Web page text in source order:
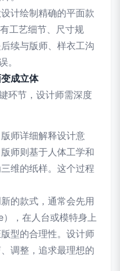
设计绘制精确的平面款
工艺细节、尺寸规
续与版师、样衣工沟
。
成立体
环节，设计师需深度
版师详细解释设计意
师则基于人体工学和
维的纸样。这个过程
的款式，通常会先用
，在人台或模特身上
型的合理性。设计师
调整，追求最理想的